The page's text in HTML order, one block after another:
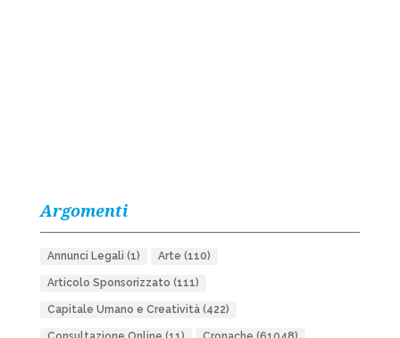
Argomenti
Annunci Legali (1) Arte (110)
Articolo Sponsorizzato (111)
Capitale Umano e Creatività(422)